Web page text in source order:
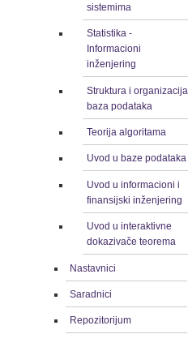
sistemima
Statistika -
Informacioni
inženjering
Struktura i organizacija
baza podataka
Teorija algoritama
Uvod u baze podataka
Uvod u informacioni i
finansijski inženjering
Uvod u interaktivne
dokazivače teorema
Nastavnici
Saradnici
Repozitorijum